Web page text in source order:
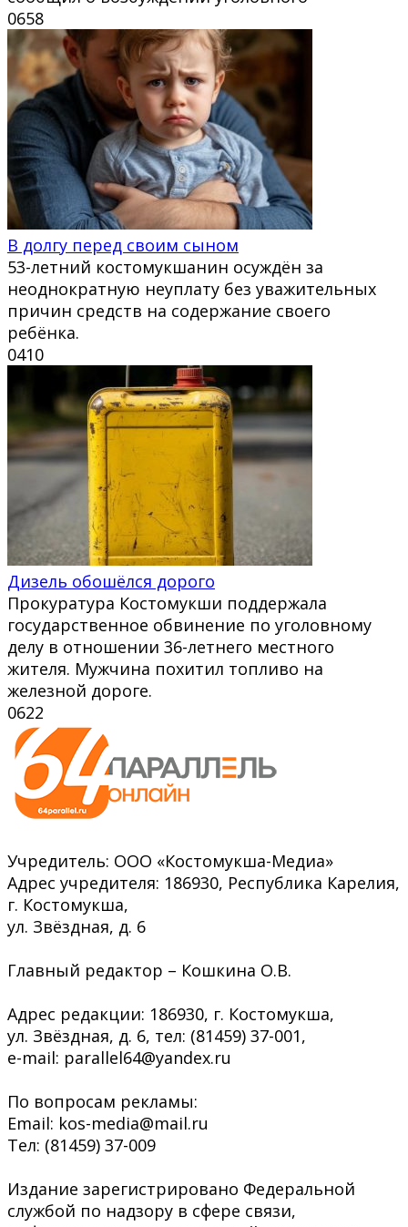
0658
В долгу перед своим сыном
53-летний костомукшанин осуждён за
неоднократную неуплату без уважительных
причин средств на содержание своего
ребёнка.
0410
Дизель обошёлся дорого
Прокуратура Костомукши поддержала
государственное обвинение по уголовному
делу в отношении 36-летнего местного
жителя. Мужчина похитил топливо на
железной дороге.
0622
Учредитель: ООО «Костомукша-Медиа»
Адрес учредителя: 186930, Республика Карелия,
г. Костомукша,
ул. Звёздная, д. 6
Главный редактор – Кошкина О.В.
Адрес редакции: 186930, г. Костомукша,
ул. Звёздная, д. 6, тел: (81459) 37-001,
e-mail: parallel64@yandex.ru
По вопросам рекламы:
Email: kos-media@mail.ru
Тел: (81459) 37-009
Издание зарегистрировано Федеральной
службой по надзору в сфере связи,